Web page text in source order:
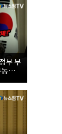
부 부
산